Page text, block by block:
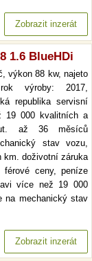
Zobrazit inzerát
1.6 BlueHDi
výkon 88 kw, najeto
výroby: 2017,
republika servisní
19 000 kvalitních a
až 36 měsíců
stav vozu,
km. doživotní záruka
férové ceny, peníze
více než 19 000
na mechanický stav
Zobrazit inzerát